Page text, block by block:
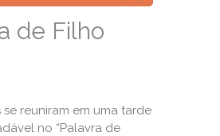
de Filho
se reuniram em uma tarde
no “Palavra de